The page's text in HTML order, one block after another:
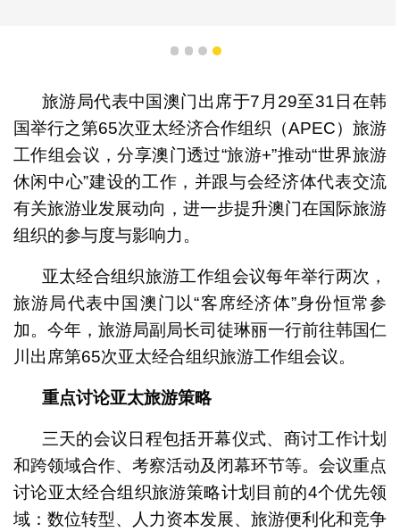
1 2 3 4
旅游局代表中国澳门出席于7月29至31日在韩
国举行之第65次亚太经济合作组织（APEC）旅游
工作组会议，分享澳门透过“旅游+”推动“世界旅游
休闲中心”建设的工作，并跟与会经济体代表交流
有关旅游业发展动向，进一步提升澳门在国际旅游
组织的参与度与影响力。
亚太经合组织旅游工作组会议每年举行两次，
旅游局代表中国澳门以“客席经济体”身份恒常参
加。今年，旅游局副局长司徒琳丽一行前往韩国仁
川出席第65次亚太经合组织旅游工作组会议。
重点讨论亚太旅游策略
三天的会议日程包括开幕仪式、商讨工作计划
和跨领域合作、考察活动及闭幕环节等。会议重点
讨论亚太经合组织旅游策略计划目前的4个优先领
域：数位转型、人力资本发展、旅游便利化和竞争